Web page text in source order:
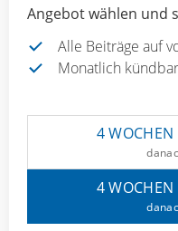
Angebot wählen und
Alle Beiträge auf
Monatlich kündbar
4 WOCHEN
4 WOCHEN